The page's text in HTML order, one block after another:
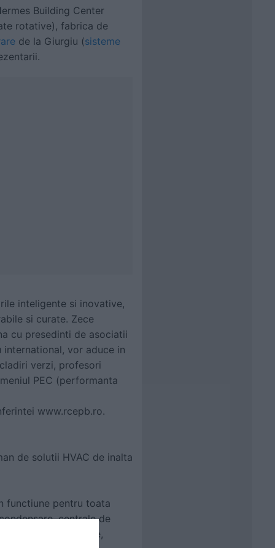
Building Center
rotative), fabrica de
de la Giurgiu (sisteme
inteligente si inovative,
si curate. Zece
cu presedinti de asociatii
vor aduce in
verzi, profesori
PEC (performanta
www.rcepb.ro.
de solutii HVAC de inalta
functiune pentru toata
centrale de
si fotovoltaice,